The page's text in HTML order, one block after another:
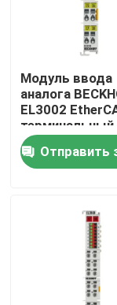
Домой
Продукты
Видеозаписи
Модуль ввода
аналога
EL3002
терминальный
Отправить